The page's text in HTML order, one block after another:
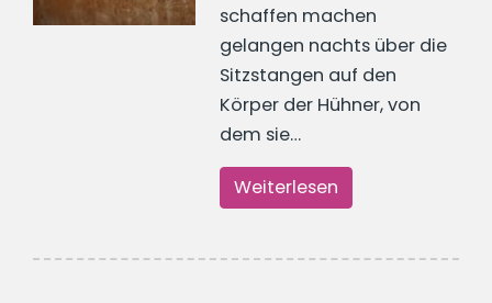
schaffen machen
gelangen nachts über die
Sitzstangen auf den
Körper der Hühner, von
dem sie…
Weiterlesen